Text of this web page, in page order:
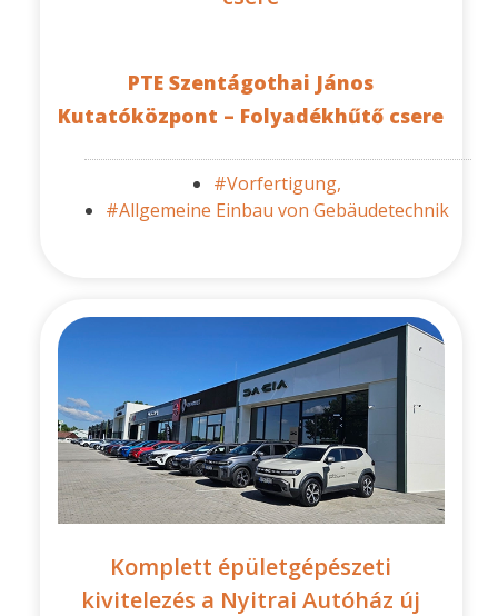
PTE Szentágothai János
Kutatóközpont – Folyadékhűtő csere
#Vorfertigung,
#Allgemeine Einbau von Gebäudetechnik
Komplett épületgépészeti
kivitelezés a Nyitrai Autóház új